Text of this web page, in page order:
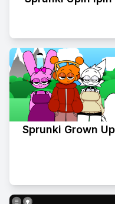
Sprunki Grown Up